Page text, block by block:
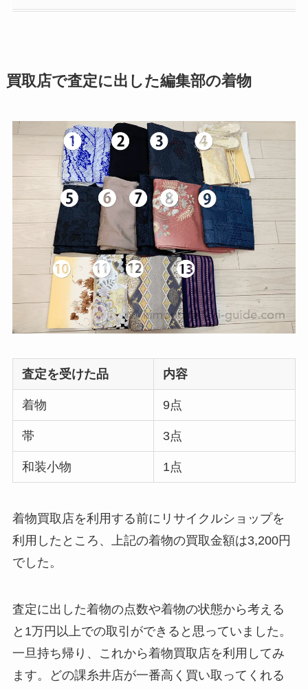
買取店で査定に出した編集部の着物
査定を受けた品 内容
着物 9点
帯 3点
和装小物 1点
着物買取店を利用する前にリサイクルショップを
利用したところ、上記の着物の買取金額は3,200円
でした。
査定に出した着物の点数や着物の状態から考える
と1万円以上での取引ができると思っていました。
一旦持ち帰り、これから着物買取店を利用してみ
ます。どの課糸井店が一番高く買い取ってくれる